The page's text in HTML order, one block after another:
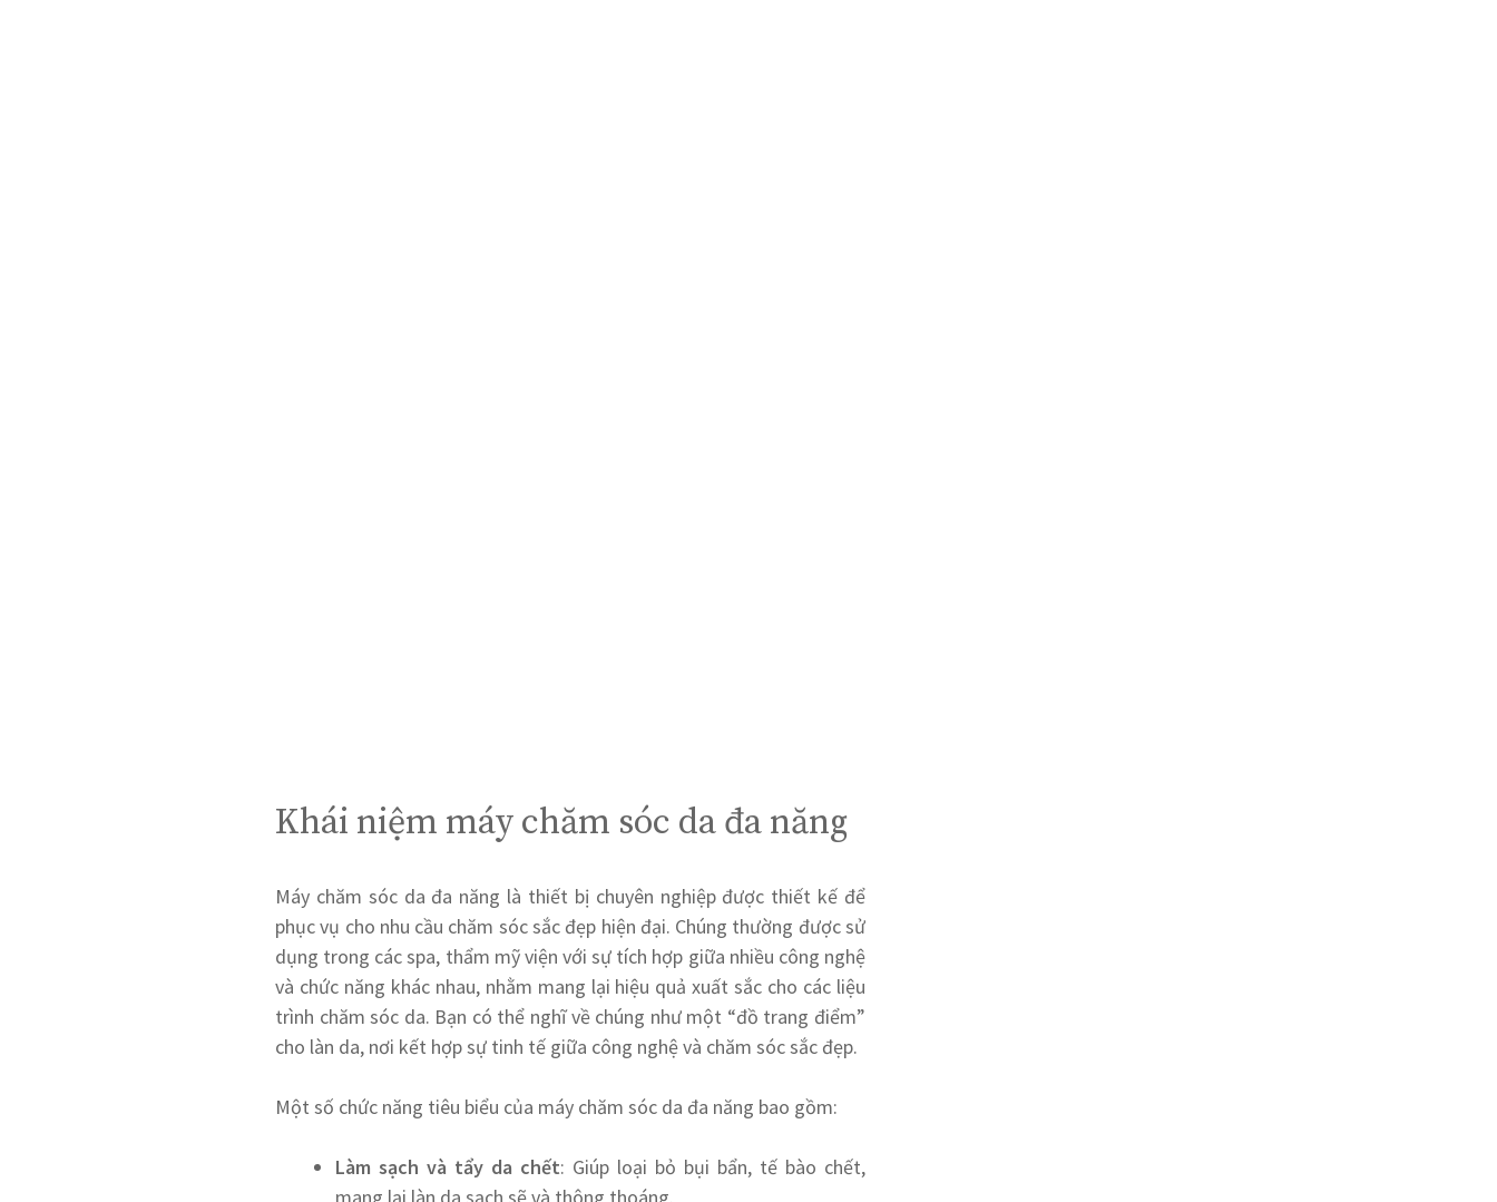
Khái niệm máy chăm sóc da đa năng
Máy chăm sóc da đa năng là thiết bị chuyên nghiệp được thiết kế để
phục vụ cho nhu cầu chăm sóc sắc đẹp hiện đại. Chúng thường được sử
dụng trong các spa, thẩm mỹ viện với sự tích hợp giữa nhiều công nghệ
và chức năng khác nhau, nhằm mang lại hiệu quả xuất sắc cho các liệu
trình chăm sóc da. Bạn có thể nghĩ về chúng như một “đồ trang điểm”
cho làn da, nơi kết hợp sự tinh tế giữa công nghệ và chăm sóc sắc đẹp.
Một số chức năng tiêu biểu của máy chăm sóc da đa năng bao gồm:
Làm sạch và tẩy da chết: Giúp loại bỏ bụi bẩn, tế bào chết,